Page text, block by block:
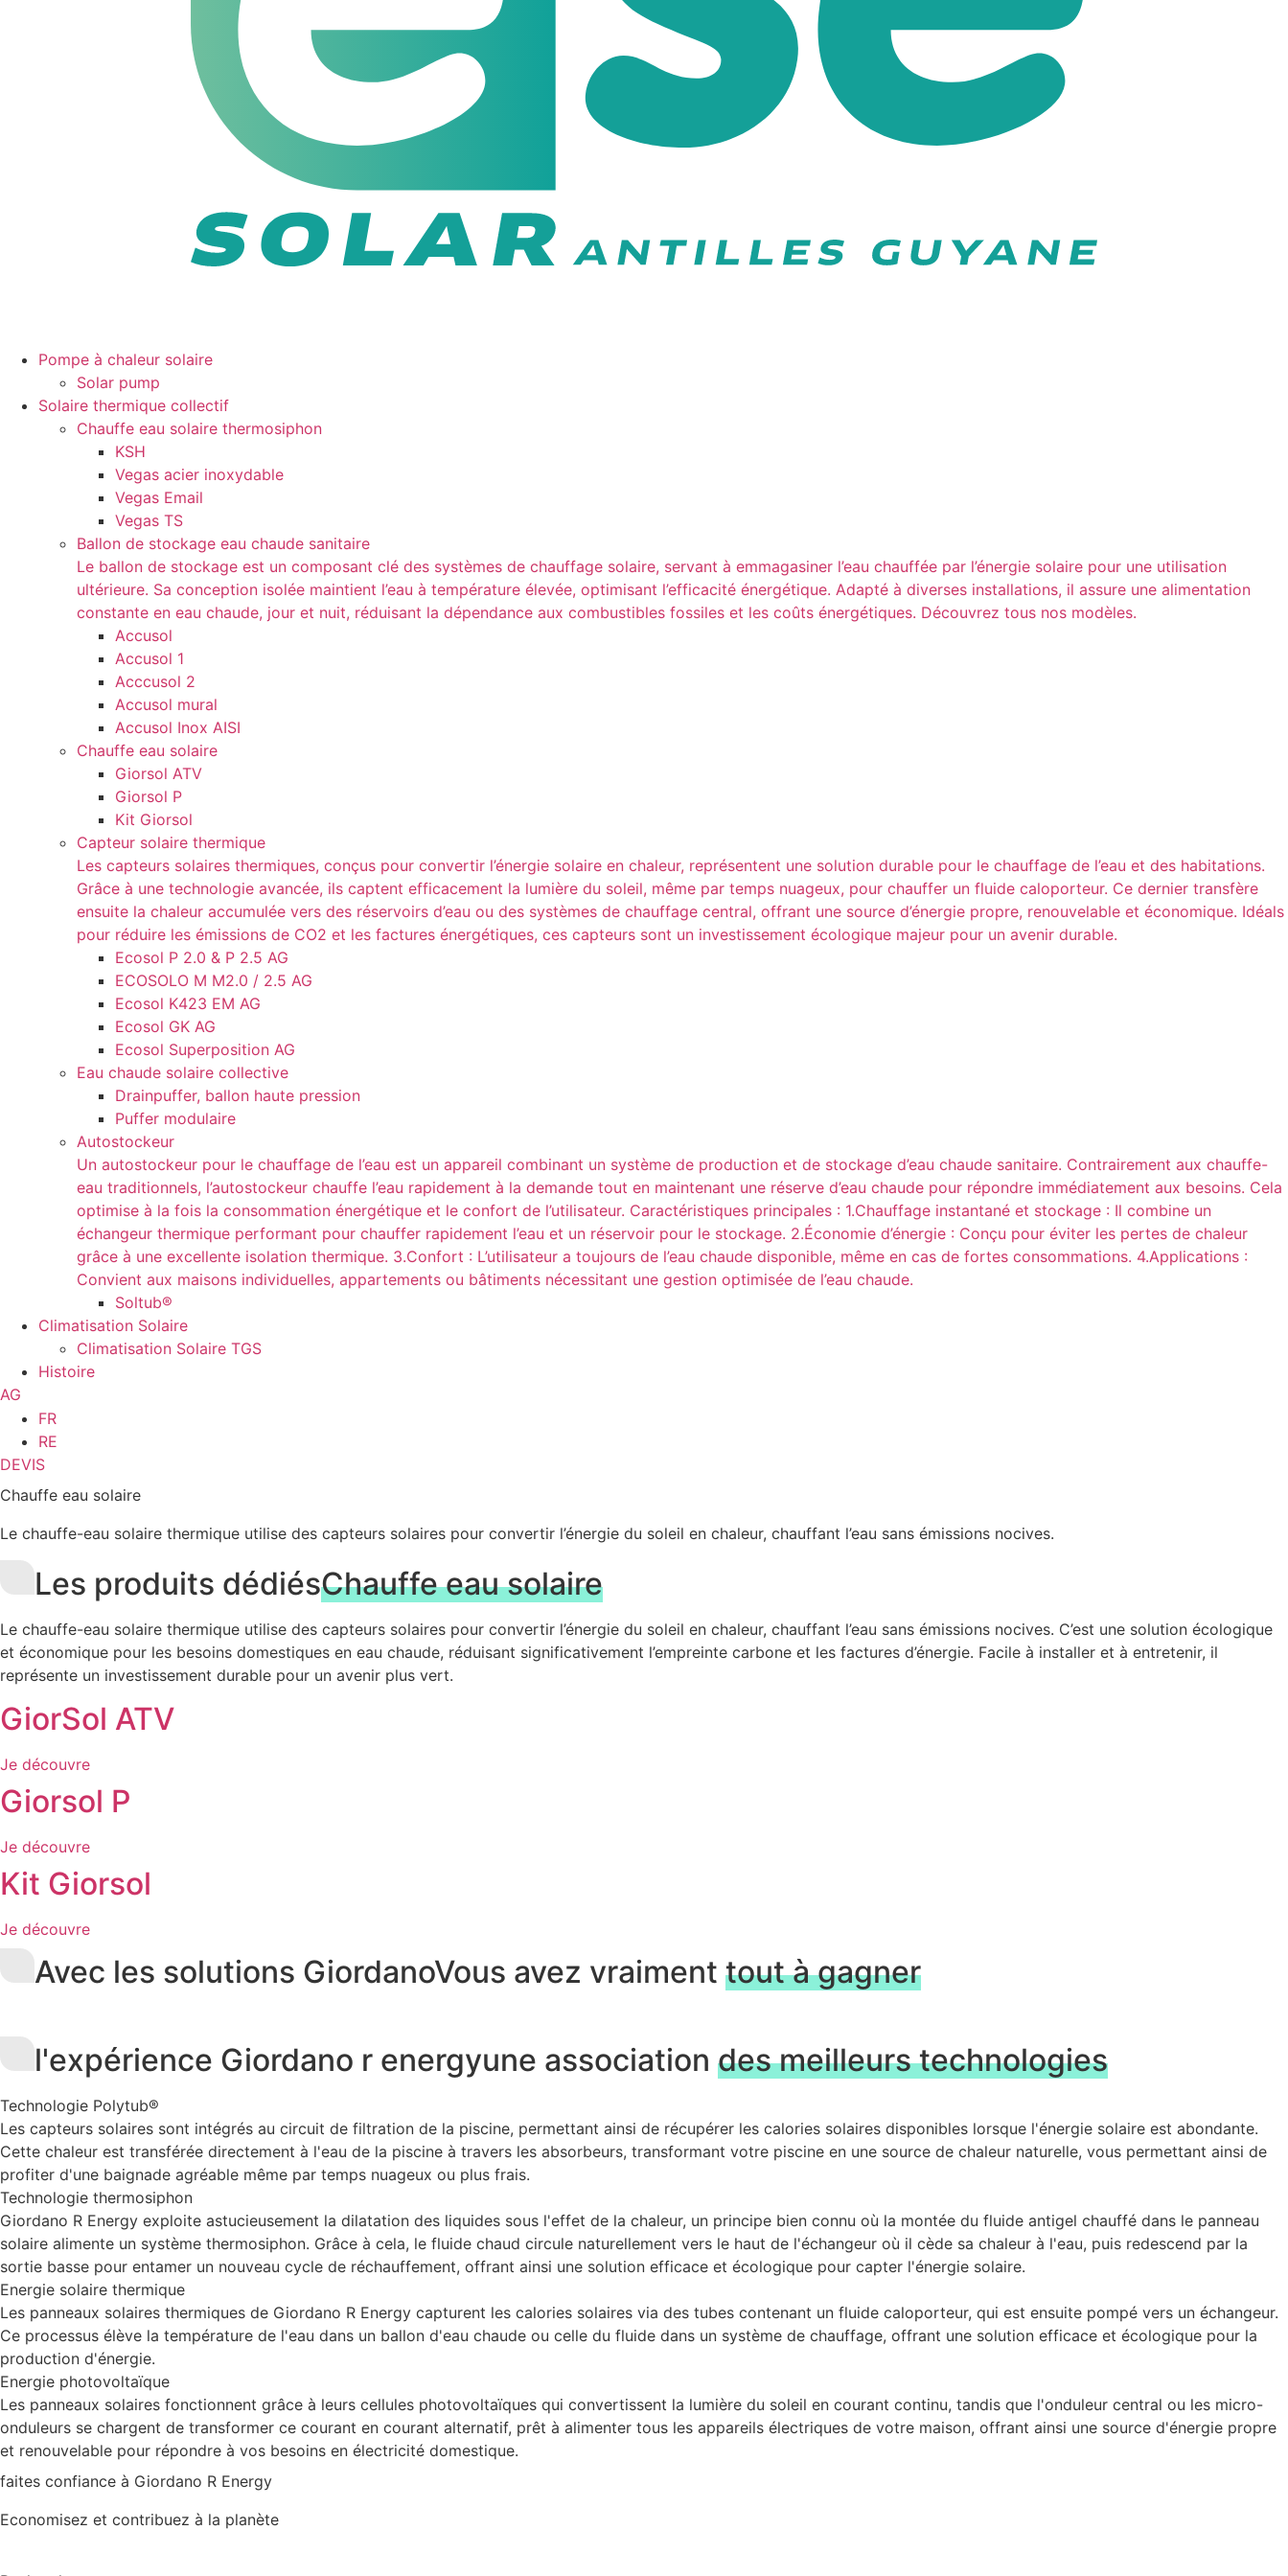
Pompe à chaleur solaire
Solar pump
Solaire thermique collectif
Chauffe eau solaire thermosiphon
KSH
Vegas acier inoxydable
Vegas Email
Vegas TS
Ballon de stockage eau chaude sanitaire
Le ballon de stockage est un composant clé des systèmes de chauffage solaire, servant à emmagasiner l’eau chauffée par l’énergie solaire pour une utilisation
ultérieure. Sa conception isolée maintient l’eau à température élevée, optimisant l’efficacité énergétique. Adapté à diverses installations, il assure une alimentation
constante en eau chaude, jour et nuit, réduisant la dépendance aux combustibles fossiles et les coûts énergétiques. Découvrez tous nos modèles.
Accusol
Accusol 1
Acccusol 2
Accusol mural
Accusol Inox AISI
Chauffe eau solaire
Giorsol ATV
Giorsol P
Kit Giorsol
Capteur solaire thermique
Les capteurs solaires thermiques, conçus pour convertir l’énergie solaire en chaleur, représentent une solution durable pour le chauffage de l’eau et des habitations.
Grâce à une technologie avancée, ils captent efficacement la lumière du soleil, même par temps nuageux, pour chauffer un fluide caloporteur. Ce dernier transfère
ensuite la chaleur accumulée vers des réservoirs d’eau ou des systèmes de chauffage central, offrant une source d’énergie propre, renouvelable et économique. Idéals
pour réduire les émissions de CO2 et les factures énergétiques, ces capteurs sont un investissement écologique majeur pour un avenir durable.
Ecosol P 2.0 & P 2.5 AG
ECOSOLO M M2.0 / 2.5 AG
Ecosol K423 EM AG
Ecosol GK AG
Ecosol Superposition AG
Eau chaude solaire collective
Drainpuffer, ballon haute pression
Puffer modulaire
Autostockeur
Un autostockeur pour le chauffage de l’eau est un appareil combinant un système de production et de stockage d’eau chaude sanitaire. Contrairement aux chauffe-
eau traditionnels, l’autostockeur chauffe l’eau rapidement à la demande tout en maintenant une réserve d’eau chaude pour répondre immédiatement aux besoins. Cela
optimise à la fois la consommation énergétique et le confort de l’utilisateur. Caractéristiques principales : 1.Chauffage instantané et stockage : Il combine un
échangeur thermique performant pour chauffer rapidement l’eau et un réservoir pour le stockage. 2.Économie d’énergie : Conçu pour éviter les pertes de chaleur
grâce à une excellente isolation thermique. 3.Confort : L’utilisateur a toujours de l’eau chaude disponible, même en cas de fortes consommations. 4.Applications :
Convient aux maisons individuelles, appartements ou bâtiments nécessitant une gestion optimisée de l’eau chaude.
Soltub®
Climatisation Solaire
Climatisation Solaire TGS
Histoire
AG
FR
RE
DEVIS
Chauffe eau solaire
Le chauffe-eau solaire thermique utilise des capteurs solaires pour convertir l’énergie du soleil en chaleur, chauffant l’eau sans émissions nocives.
Les produits dédiésChauffe eau solaire
Le chauffe-eau solaire thermique utilise des capteurs solaires pour convertir l’énergie du soleil en chaleur, chauffant l’eau sans émissions nocives. C’est une solution écologique
et économique pour les besoins domestiques en eau chaude, réduisant significativement l’empreinte carbone et les factures d’énergie. Facile à installer et à entretenir, il
représente un investissement durable pour un avenir plus vert.
GiorSol ATV
Je découvre
Giorsol P
Je découvre
Kit Giorsol
Je découvre
Avec les solutions GiordanoVous avez vraiment tout à gagner
l'expérience Giordano r energyune association des meilleurs technologies
Technologie Polytub®
Les capteurs solaires sont intégrés au circuit de filtration de la piscine, permettant ainsi de récupérer les calories solaires disponibles lorsque l'énergie solaire est abondante.
Cette chaleur est transférée directement à l'eau de la piscine à travers les absorbeurs, transformant votre piscine en une source de chaleur naturelle, vous permettant ainsi de
profiter d'une baignade agréable même par temps nuageux ou plus frais.
Technologie thermosiphon
Giordano R Energy exploite astucieusement la dilatation des liquides sous l'effet de la chaleur, un principe bien connu où la montée du fluide antigel chauffé dans le panneau
solaire alimente un système thermosiphon. Grâce à cela, le fluide chaud circule naturellement vers le haut de l'échangeur où il cède sa chaleur à l'eau, puis redescend par la
sortie basse pour entamer un nouveau cycle de réchauffement, offrant ainsi une solution efficace et écologique pour capter l'énergie solaire.
Energie solaire thermique
Les panneaux solaires thermiques de Giordano R Energy capturent les calories solaires via des tubes contenant un fluide caloporteur, qui est ensuite pompé vers un échangeur.
Ce processus élève la température de l'eau dans un ballon d'eau chaude ou celle du fluide dans un système de chauffage, offrant une solution efficace et écologique pour la
production d'énergie.
Energie photovoltaïque
Les panneaux solaires fonctionnent grâce à leurs cellules photovoltaïques qui convertissent la lumière du soleil en courant continu, tandis que l'onduleur central ou les micro-
onduleurs se chargent de transformer ce courant en courant alternatif, prêt à alimenter tous les appareils électriques de votre maison, offrant ainsi une source d'énergie propre
et renouvelable pour répondre à vos besoins en électricité domestique.
faites confiance à Giordano R Energy
Economisez et contribuez à la planète